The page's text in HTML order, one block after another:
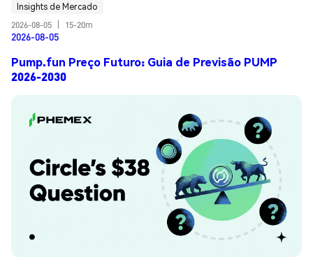
Insights de Mercado
2026-08-05
15-20m
2026-08-05
Pump.fun Preço Futuro: Guia de Previsão PUMP
2026-2030